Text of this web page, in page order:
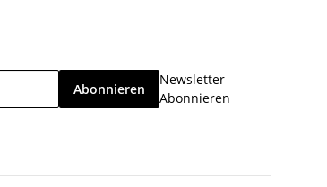
Abonnieren
Newsletter
Abonnieren